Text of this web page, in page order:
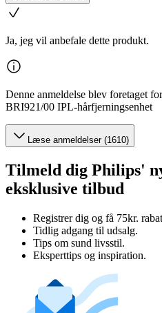
Ja, jeg vil anbefale dette produkt.
Denne anmeldelse blev foretaget
BRI921/00 IPL-hårfjerningsenhet
Læse anmeldelser (1610)
Tilmeld dig Philips'
eksklusive tilbud
Registrer dig og få 75kr. rabat
Tidlig adgang til udsalg.
Tips om sund livsstil.
Eksperttips og inspiration.